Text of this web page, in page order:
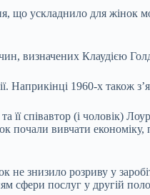
що ускладнило для жінок
визначених Клаудією
1960-х також
співавтор (і чоловік)
почали вивчати
знизило розриву у
сфери послуг у другій